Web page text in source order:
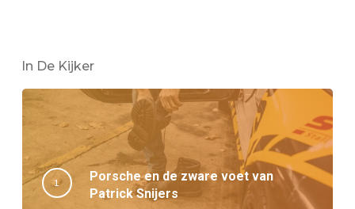
In De Kijker
Porsche en de zware voet van
Patrick Snijers